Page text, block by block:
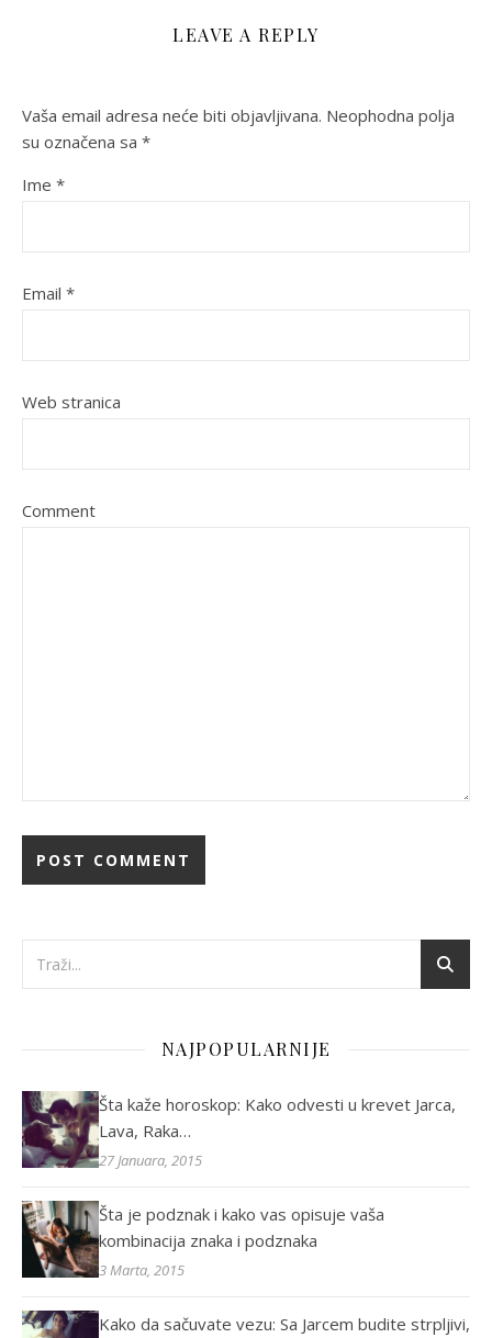
LEAVE A REPLY
Vaša email adresa neće biti objavljivana. Neophodna polja
su označena sa *
Ime *
Email *
Web stranica
Comment
NAJPOPULARNIJE
Šta kaže horoskop: Kako odvesti u krevet Jarca,
Lava, Raka…
27 Januara, 2015
Šta je podznak i kako vas opisuje vaša
kombinacija znaka i podznaka
3 Marta, 2015
Kako da sačuvate vezu: Sa Jarcem budite strpljivi,